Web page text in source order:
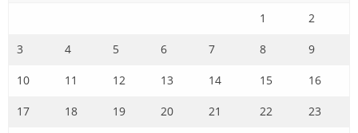
1 2
3 4 5 6 7 8 9
10 11 12 13 14 15 16
17 18 19 20 21 22 23